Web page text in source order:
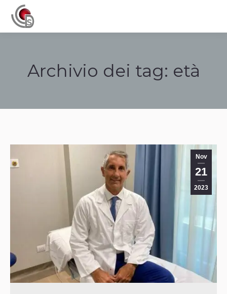
Archivio dei tag: età
Nov
21
2023